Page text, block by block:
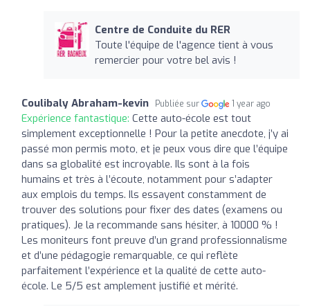
Centre de Conduite du RER
Toute l'équipe de l'agence tient à vous
remercier pour votre bel avis !
Coulibaly Abraham-kevin Publiée sur 1 year ago
Expérience fantastique: Cette auto-école est tout
simplement exceptionnelle ! Pour la petite anecdote, j’y ai
passé mon permis moto, et je peux vous dire que l’équipe
dans sa globalité est incroyable. Ils sont à la fois
humains et très à l’écoute, notamment pour s’adapter
aux emplois du temps. Ils essayent constamment de
trouver des solutions pour fixer des dates (examens ou
pratiques). Je la recommande sans hésiter, à 10000 % !
Les moniteurs font preuve d’un grand professionnalisme
et d’une pédagogie remarquable, ce qui reflète
parfaitement l’expérience et la qualité de cette auto-
école. Le 5/5 est amplement justifié et mérité.